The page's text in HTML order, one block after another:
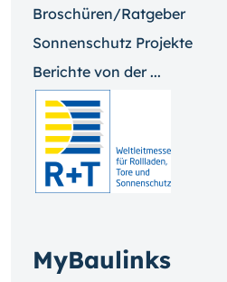
Broschüren/Ratgeber
Sonnenschutz Projekte
Berichte von der ...
MyBaulinks